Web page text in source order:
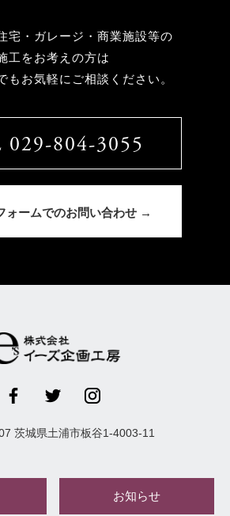
宅・ガレージ・商業施設等の
工をお考えの方は
もお気軽にご相談ください。
029-804-3055
ォームでのお問い合わせ →
茨城県土浦市板谷1-4003-11
お知らせ